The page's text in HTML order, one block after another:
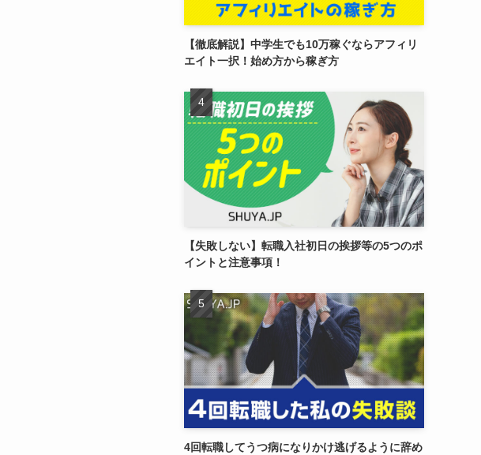
【徹底解説】中学生でも10万稼ぐならアフィリ
エイト一択！始め方から稼ぎ方
【失敗しない】転職入社初日の挨拶等の5つのポ
イントと注意事項！
4回転職してうつ病になりかけ逃げるように辞め